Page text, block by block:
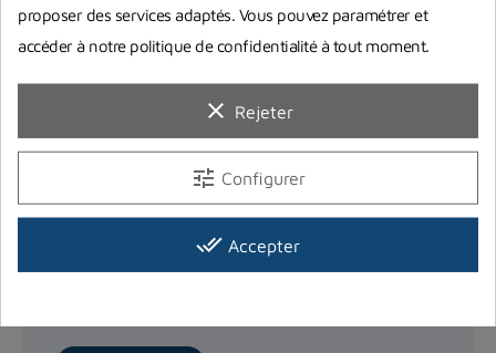
Comment bien choisir son masque
Retrouvez tous nos conseils pour bien choisir votre
proposer des services adaptés. Vous pouvez paramétrer et
accéder à notre politique de confidentialité à tout moment.
clear Rejeter
tune Configurer
done_all Accepter